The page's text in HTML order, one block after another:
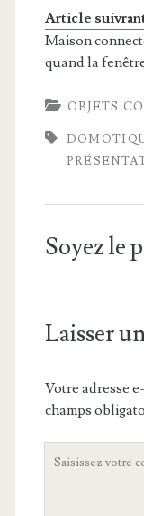
Article
Maison
quand la
OBJETS
Soyez le
Laisser
Votre adresse
champs